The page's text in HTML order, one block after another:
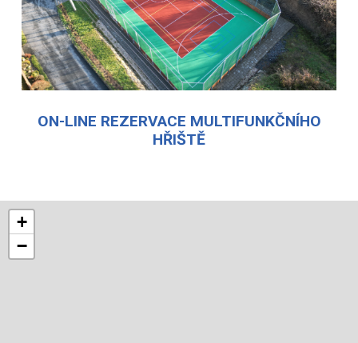
ON-LINE REZERVACE MULTIFUNKČNÍHO
HŘIŠTĚ
+
−